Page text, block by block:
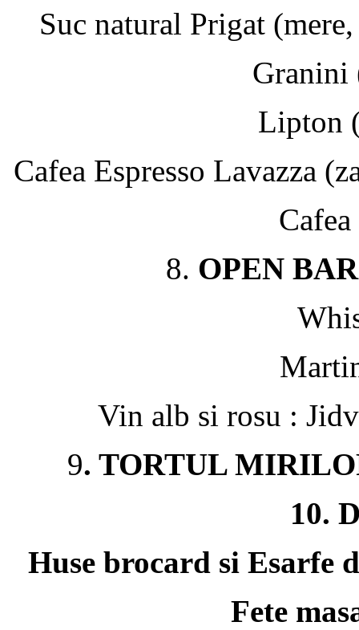
Suc natural Prigat
Granini
Lipton
Cafea Espresso Lavazza
8. OPEN
Vin alb si rosu :
9. TORTUL
10.
Huse brocard si Esarfe
Fete